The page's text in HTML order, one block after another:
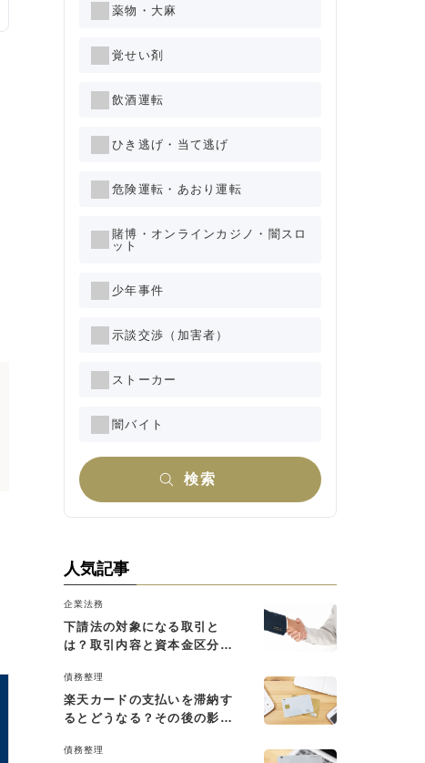
薬物・大麻
覚せい剤
飲酒運転
ひき逃げ・当て逃げ
危険運転・あおり運転
賭博・オンラインカジノ・闇スロ
ット
少年事件
示談交渉（加害者）
ストーカー
闇バイト
検索
人気記事
企業法務
下請法の対象になる取引と
は？取引内容と資本金区分に
債務整理
楽天カードの支払いを滞納す
るとどうなる？その後の影響
債務整理